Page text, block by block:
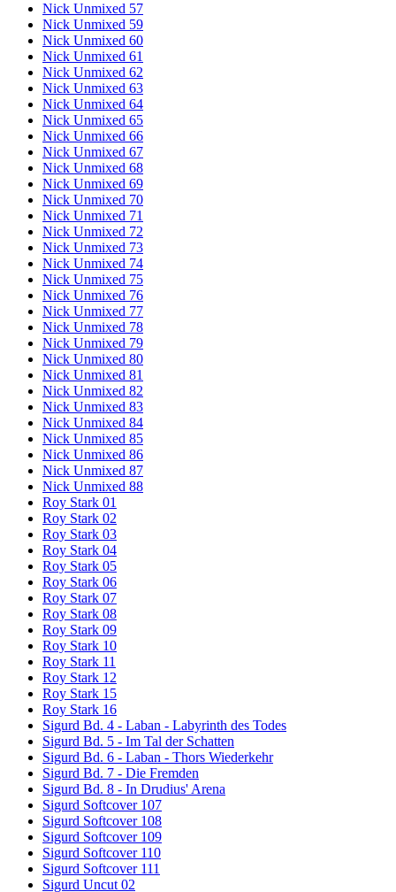
Nick Unmixed 57
Nick Unmixed 59
Nick Unmixed 60
Nick Unmixed 61
Nick Unmixed 62
Nick Unmixed 63
Nick Unmixed 64
Nick Unmixed 65
Nick Unmixed 66
Nick Unmixed 67
Nick Unmixed 68
Nick Unmixed 69
Nick Unmixed 70
Nick Unmixed 71
Nick Unmixed 72
Nick Unmixed 73
Nick Unmixed 74
Nick Unmixed 75
Nick Unmixed 76
Nick Unmixed 77
Nick Unmixed 78
Nick Unmixed 79
Nick Unmixed 80
Nick Unmixed 81
Nick Unmixed 82
Nick Unmixed 83
Nick Unmixed 84
Nick Unmixed 85
Nick Unmixed 86
Nick Unmixed 87
Nick Unmixed 88
Roy Stark 01
Roy Stark 02
Roy Stark 03
Roy Stark 04
Roy Stark 05
Roy Stark 06
Roy Stark 07
Roy Stark 08
Roy Stark 09
Roy Stark 10
Roy Stark 11
Roy Stark 12
Roy Stark 15
Roy Stark 16
Sigurd Bd. 4 - Laban - Labyrinth des Todes
Sigurd Bd. 5 - Im Tal der Schatten
Sigurd Bd. 6 - Laban - Thors Wiederkehr
Sigurd Bd. 7 - Die Fremden
Sigurd Bd. 8 - In Drudius' Arena
Sigurd Softcover 107
Sigurd Softcover 108
Sigurd Softcover 109
Sigurd Softcover 110
Sigurd Softcover 111
Sigurd Uncut 02